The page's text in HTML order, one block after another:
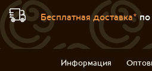
Бесплатная доставка*по
Информация